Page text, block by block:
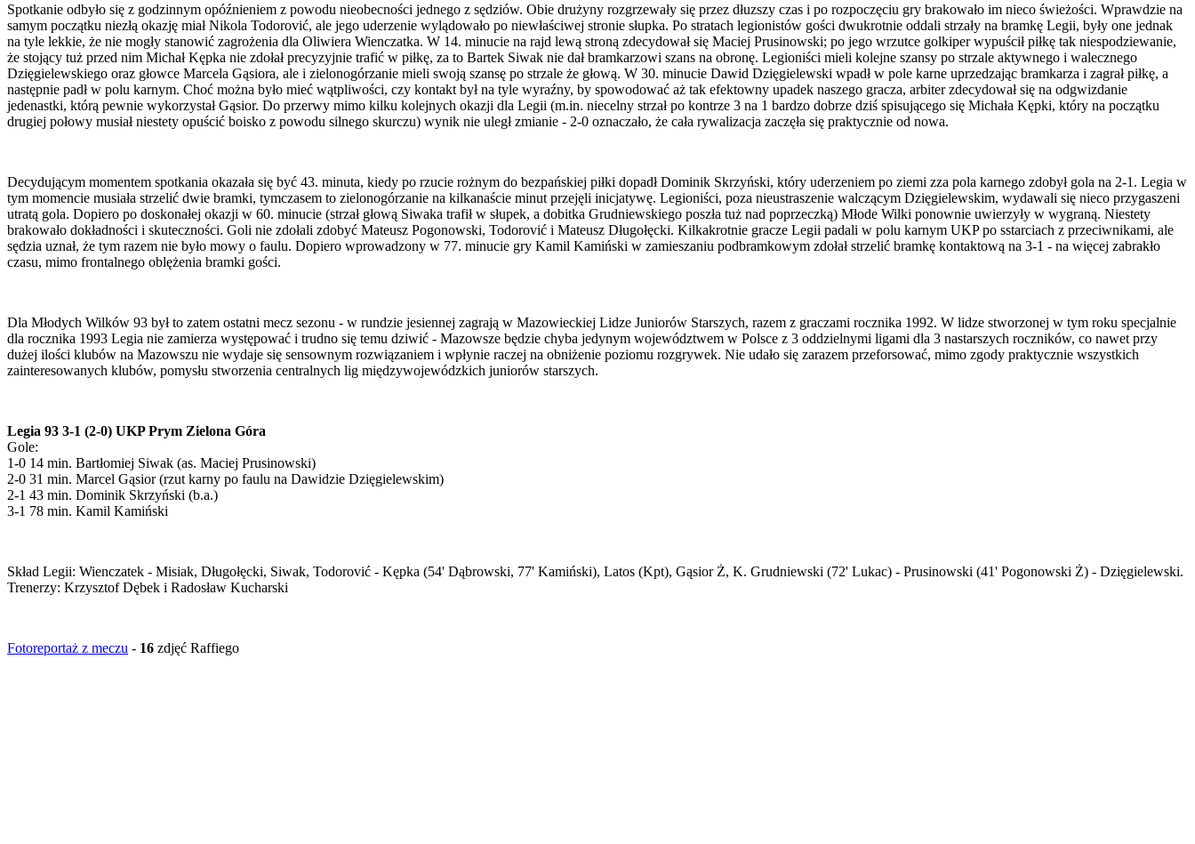
Spotkanie odbyło się z godzinnym opóźnieniem z powodu nieobecności jednego z sędziów. Obie drużyny rozgrzewały się przez dłuzszy czas i po rozpoczęciu gry brakowało im nieco świeżości. Wprawdzie na
samym początku niezłą okazję miał Nikola Todorović, ale jego uderzenie wylądowało po niewłaściwej stronie słupka. Po stratach legionistów gości dwukrotnie oddali strzały na bramkę Legii, były one jednak
na tyle lekkie, że nie mogły stanowić zagrożenia dla Oliwiera Wienczatka. W 14. minucie na rajd lewą stroną zdecydował się Maciej Prusinowski; po jego wrzutce golkiper wypuścił piłkę tak niespodziewanie,
że stojący tuż przed nim Michał Kępka nie zdołał precyzyjnie trafić w piłkę, za to Bartek Siwak nie dał bramkarzowi szans na obronę. Legioniści mieli kolejne szansy po strzale aktywnego i walecznego
Dzięgielewskiego oraz głowce Marcela Gąsiora, ale i zielonogórzanie mieli swoją szansę po strzale że głową. W 30. minucie Dawid Dzięgielewski wpadł w pole karne uprzedzając bramkarza i zagrał piłkę, a
następnie padł w polu karnym. Choć można było mieć wątpliwości, czy kontakt był na tyle wyraźny, by spowodować aż tak efektowny upadek naszego gracza, arbiter zdecydował się na odgwizdanie
jedenastki, którą pewnie wykorzystał Gąsior. Do przerwy mimo kilku kolejnych okazji dla Legii (m.in. niecelny strzał po kontrze 3 na 1 bardzo dobrze dziś spisującego się Michała Kępki, który na początku
drugiej połowy musiał niestety opuścić boisko z powodu silnego skurczu) wynik nie uległ zmianie - 2-0 oznaczało, że cała rywalizacja zaczęła się praktycznie od nowa.
Decydującym momentem spotkania okazała się być 43. minuta, kiedy po rzucie rożnym do bezpańskiej piłki dopadł Dominik Skrzyński, który uderzeniem po ziemi zza pola karnego zdobył gola na 2-1. Legia w
tym momencie musiała strzelić dwie bramki, tymczasem to zielonogórzanie na kilkanaście minut przejęli inicjatywę. Legioniści, poza nieustraszenie walczącym Dzięgielewskim, wydawali się nieco przygaszeni
utratą gola. Dopiero po doskonałej okazji w 60. minucie (strzał głową Siwaka trafił w słupek, a dobitka Grudniewskiego poszła tuż nad poprzeczką) Młode Wilki ponownie uwierzyły w wygraną. Niestety
brakowało dokładności i skuteczności. Goli nie zdołali zdobyć Mateusz Pogonowski, Todorović i Mateusz Długołęcki. Kilkakrotnie gracze Legii padali w polu karnym UKP po sstarciach z przeciwnikami, ale
sędzia uznał, że tym razem nie było mowy o faulu. Dopiero wprowadzony w 77. minucie gry Kamil Kamiński w zamieszaniu podbramkowym zdołał strzelić bramkę kontaktową na 3-1 - na więcej zabrakło
czasu, mimo frontalnego oblężenia bramki gości.
Dla Młodych Wilków 93 był to zatem ostatni mecz sezonu - w rundzie jesiennej zagrają w Mazowieckiej Lidze Juniorów Starszych, razem z graczami rocznika 1992. W lidze stworzonej w tym roku specjalnie
dla rocznika 1993 Legia nie zamierza występować i trudno się temu dziwić - Mazowsze będzie chyba jedynym województwem w Polsce z 3 oddzielnymi ligami dla 3 nastarszych roczników, co nawet przy
dużej ilości klubów na Mazowszu nie wydaje się sensownym rozwiązaniem i wpłynie raczej na obniżenie poziomu rozgrywek. Nie udało się zarazem przeforsować, mimo zgody praktycznie wszystkich
zainteresowanych klubów, pomysłu stworzenia centralnych lig międzywojewódzkich juniorów starszych.
Legia 93 3-1 (2-0) UKP Prym Zielona Góra
Gole:
1-0 14 min. Bartłomiej Siwak (as. Maciej Prusinowski)
2-0 31 min. Marcel Gąsior (rzut karny po faulu na Dawidzie Dzięgielewskim)
2-1 43 min. Dominik Skrzyński (b.a.)
3-1 78 min. Kamil Kamiński
Skład Legii: Wienczatek - Misiak, Długołęcki, Siwak, Todorović - Kępka (54' Dąbrowski, 77' Kamiński), Latos (Kpt), Gąsior Ż, K. Grudniewski (72' Lukac) - Prusinowski (41' Pogonowski Ż) - Dzięgielewski.
Trenerzy: Krzysztof Dębek i Radosław Kucharski
Fotoreportaż z meczu - 16 zdjęć Raffiego